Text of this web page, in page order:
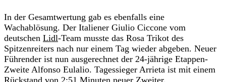
In der Gesamtwertung gab es ebenfalls eine
Wachablösung. Der Italiener Giulio Ciccone vom
deutschen Lidl-Team musste das Rosa Trikot des
Spitzenreiters nach nur einem Tag wieder abgeben. Neuer
Führender ist nun ausgerechnet der 24-jährige Etappen-
Zweite Alfonso Eulalio. Tagessieger Arrieta ist mit einem
Rückstand von 2:51 Minuten neuer Zweiter.